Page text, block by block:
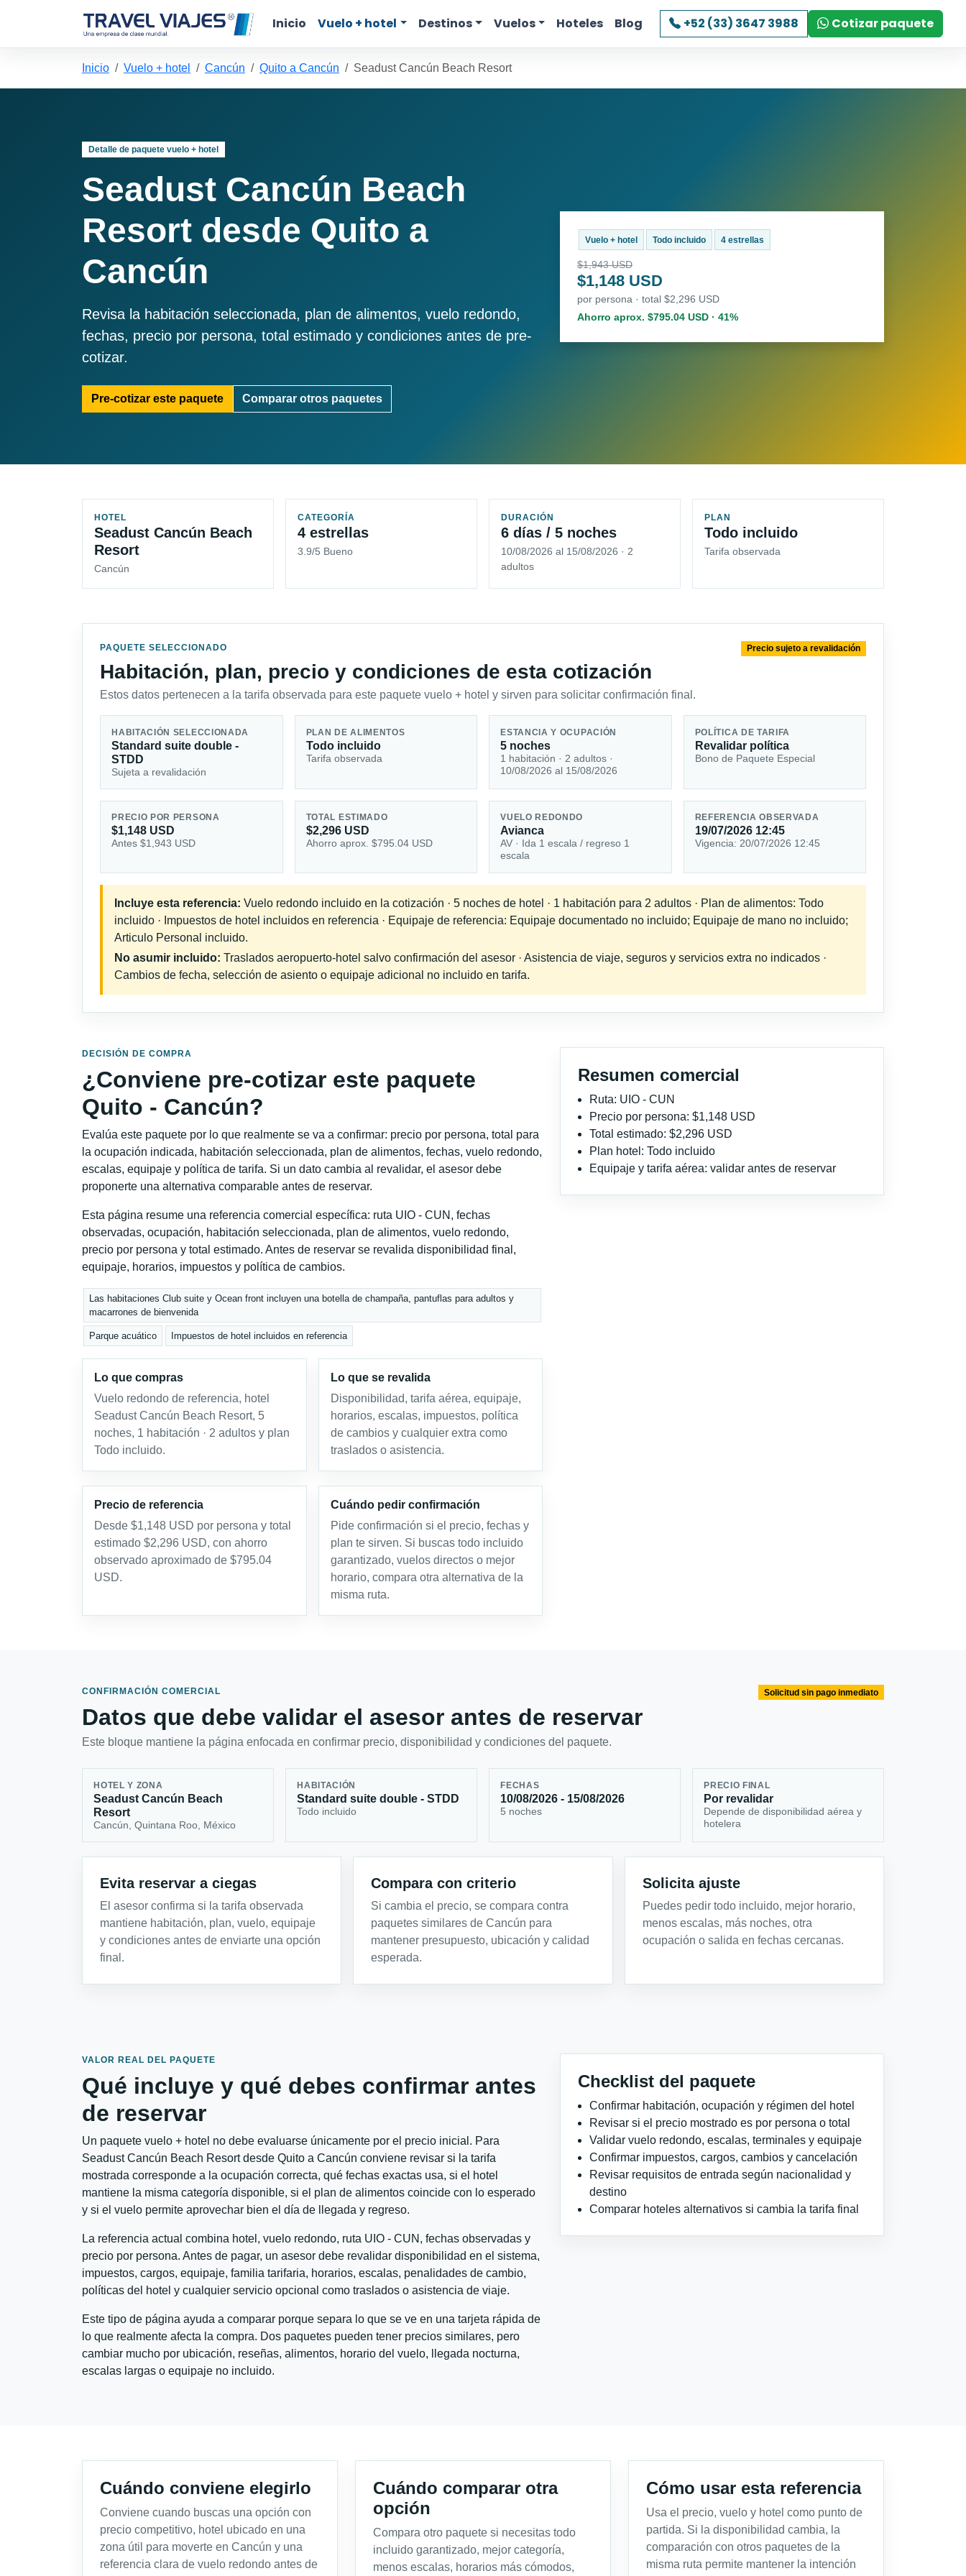
Inicio Vuelo + hotel Destinos Vuelos Hoteles Blog +52 (33) 3647 3988 Cotizar paquete
Inicio Vuelo + hotel Cancún Quito a Cancún Seadust Cancún Beach Resort
Detalle de paquete vuelo + hotel
Seadust Cancún Beach
Resort desde Quito a
Cancún
Revisa la habitación seleccionada, plan de alimentos, vuelo redondo,
fechas, precio por persona, total estimado y condiciones antes de pre-
cotizar.
Pre-cotizar este paquete Comparar otros paquetes
Vuelo + hotel Todo incluido 4 estrellas
$1,943 USD
$1,148 USD
por persona · total $2,296 USD
Ahorro aprox. $795.04 USD · 41%
HOTEL
Seadust Cancún Beach
Resort
Cancún
CATEGORÍA
4 estrellas
3.9/5 Bueno
DURACIÓN
6 días / 5 noches
10/08/2026 al 15/08/2026 · 2
adultos
PLAN
Todo incluido
Tarifa observada
PAQUETE SELECCIONADO
Habitación, plan, precio y condiciones de esta cotización
Estos datos pertenecen a la tarifa observada para este paquete vuelo + hotel y sirven para solicitar confirmación final.
Precio sujeto a revalidación
HABITACIÓN SELECCIONADA
Standard suite double -
STDD
Sujeta a revalidación
PLAN DE ALIMENTOS
Todo incluido
Tarifa observada
ESTANCIA Y OCUPACIÓN
5 noches
1 habitación · 2 adultos ·
10/08/2026 al 15/08/2026
POLÍTICA DE TARIFA
Revalidar política
Bono de Paquete Especial
PRECIO POR PERSONA
$1,148 USD
Antes $1,943 USD
TOTAL ESTIMADO
$2,296 USD
Ahorro aprox. $795.04 USD
VUELO REDONDO
Avianca
AV · Ida 1 escala / regreso 1
escala
REFERENCIA OBSERVADA
19/07/2026 12:45
Vigencia: 20/07/2026 12:45
Incluye esta referencia: Vuelo redondo incluido en la cotización · 5 noches de hotel · 1 habitación para 2 adultos · Plan de alimentos: Todo
incluido · Impuestos de hotel incluidos en referencia · Equipaje de referencia: Equipaje documentado no incluido; Equipaje de mano no incluido;
Articulo Personal incluido.
No asumir incluido: Traslados aeropuerto-hotel salvo confirmación del asesor · Asistencia de viaje, seguros y servicios extra no indicados ·
Cambios de fecha, selección de asiento o equipaje adicional no incluido en tarifa.
DECISIÓN DE COMPRA
¿Conviene pre-cotizar este paquete
Quito - Cancún?
Evalúa este paquete por lo que realmente se va a confirmar: precio por persona, total para
la ocupación indicada, habitación seleccionada, plan de alimentos, fechas, vuelo redondo,
escalas, equipaje y política de tarifa. Si un dato cambia al revalidar, el asesor debe
proponerte una alternativa comparable antes de reservar.
Esta página resume una referencia comercial específica: ruta UIO - CUN, fechas
observadas, ocupación, habitación seleccionada, plan de alimentos, vuelo redondo,
precio por persona y total estimado. Antes de reservar se revalida disponibilidad final,
equipaje, horarios, impuestos y política de cambios.
Las habitaciones Club suite y Ocean front incluyen una botella de champaña, pantuflas para adultos y
macarrones de bienvenida
Parque acuático Impuestos de hotel incluidos en referencia
Lo que compras
Vuelo redondo de referencia, hotel
Seadust Cancún Beach Resort, 5
noches, 1 habitación · 2 adultos y plan
Todo incluido.
Lo que se revalida
Disponibilidad, tarifa aérea, equipaje,
horarios, escalas, impuestos, política
de cambios y cualquier extra como
traslados o asistencia.
Precio de referencia
Desde $1,148 USD por persona y total
estimado $2,296 USD, con ahorro
observado aproximado de $795.04
USD.
Cuándo pedir confirmación
Pide confirmación si el precio, fechas y
plan te sirven. Si buscas todo incluido
garantizado, vuelos directos o mejor
horario, compara otra alternativa de la
misma ruta.
Resumen comercial
Ruta: UIO - CUN
Precio por persona: $1,148 USD
Total estimado: $2,296 USD
Plan hotel: Todo incluido
Equipaje y tarifa aérea: validar antes de reservar
CONFIRMACIÓN COMERCIAL
Datos que debe validar el asesor antes de reservar
Este bloque mantiene la página enfocada en confirmar precio, disponibilidad y condiciones del paquete.
Solicitud sin pago inmediato
HOTEL Y ZONA
Seadust Cancún Beach
Resort
Cancún, Quintana Roo, México
HABITACIÓN
Standard suite double - STDD
Todo incluido
FECHAS
10/08/2026 - 15/08/2026
5 noches
PRECIO FINAL
Por revalidar
Depende de disponibilidad aérea y
hotelera
Evita reservar a ciegas
El asesor confirma si la tarifa observada
mantiene habitación, plan, vuelo, equipaje
y condiciones antes de enviarte una opción
final.
Compara con criterio
Si cambia el precio, se compara contra
paquetes similares de Cancún para
mantener presupuesto, ubicación y calidad
esperada.
Solicita ajuste
Puedes pedir todo incluido, mejor horario,
menos escalas, más noches, otra
ocupación o salida en fechas cercanas.
VALOR REAL DEL PAQUETE
Qué incluye y qué debes confirmar antes
de reservar
Un paquete vuelo + hotel no debe evaluarse únicamente por el precio inicial. Para
Seadust Cancún Beach Resort desde Quito a Cancún conviene revisar si la tarifa
mostrada corresponde a la ocupación correcta, qué fechas exactas usa, si el hotel
mantiene la misma categoría disponible, si el plan de alimentos coincide con lo esperado
y si el vuelo permite aprovechar bien el día de llegada y regreso.
La referencia actual combina hotel, vuelo redondo, ruta UIO - CUN, fechas observadas y
precio por persona. Antes de pagar, un asesor debe revalidar disponibilidad en el sistema,
impuestos, cargos, equipaje, familia tarifaria, horarios, escalas, penalidades de cambio,
políticas del hotel y cualquier servicio opcional como traslados o asistencia de viaje.
Este tipo de página ayuda a comparar porque separa lo que se ve en una tarjeta rápida de
lo que realmente afecta la compra. Dos paquetes pueden tener precios similares, pero
cambiar mucho por ubicación, reseñas, alimentos, horario del vuelo, llegada nocturna,
escalas largas o equipaje no incluido.
Checklist del paquete
Confirmar habitación, ocupación y régimen del hotel
Revisar si el precio mostrado es por persona o total
Validar vuelo redondo, escalas, terminales y equipaje
Confirmar impuestos, cargos, cambios y cancelación
Revisar requisitos de entrada según nacionalidad y
destino
Comparar hoteles alternativos si cambia la tarifa final
Cuándo conviene elegirlo
Conviene cuando buscas una opción con
precio competitivo, hotel ubicado en una
zona útil para moverte en Cancún y una
referencia clara de vuelo redondo antes de
Cuándo comparar otra
opción
Compara otro paquete si necesitas todo
incluido garantizado, mejor categoría,
menos escalas, horarios más cómodos,
Cómo usar esta referencia
Usa el precio, vuelo y hotel como punto de
partida. Si la disponibilidad cambia, la
comparación con otros paquetes de la
misma ruta permite mantener la intención